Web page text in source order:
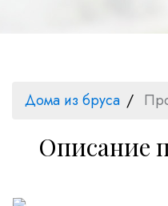
Дома из бруса
Описание